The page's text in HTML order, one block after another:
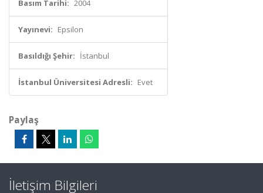
Basım Tarihi: 2004
Yayınevi: Epsilon
Basıldığı Şehir: İstanbul
İstanbul Üniversitesi Adresli: Evet
Paylaş
İletişim Bilgileri